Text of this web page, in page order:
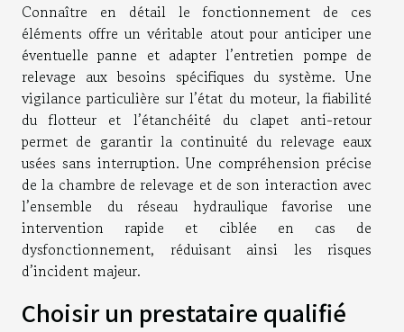
Connaître en détail le fonctionnement de ces
éléments offre un véritable atout pour anticiper une
éventuelle panne et adapter l’entretien pompe de
relevage aux besoins spécifiques du système. Une
vigilance particulière sur l’état du moteur, la fiabilité
du flotteur et l’étanchéité du clapet anti-retour
permet de garantir la continuité du relevage eaux
usées sans interruption. Une compréhension précise
de la chambre de relevage et de son interaction avec
l’ensemble du réseau hydraulique favorise une
intervention rapide et ciblée en cas de
dysfonctionnement, réduisant ainsi les risques
d’incident majeur.
Choisir un prestataire qualifié